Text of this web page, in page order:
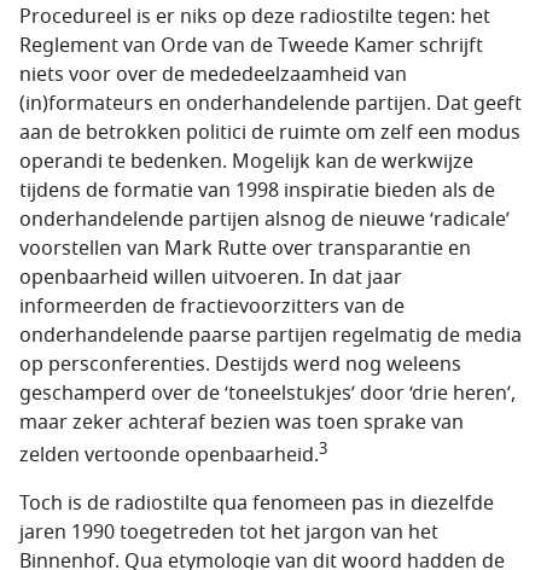
Procedureel is er niks op deze radiostilte tegen: het
Reglement van Orde van de Tweede Kamer schrijft
niets voor over de mededeelzaamheid van
(in)formateurs en onderhandelende partijen. Dat geeft
aan de betrokken politici de ruimte om zelf een modus
operandi te bedenken. Mogelijk kan de werkwijze
tijdens de formatie van 1998 inspiratie bieden als de
onderhandelende partijen alsnog de nieuwe ‘radicale’
voorstellen van Mark Rutte over transparantie en
openbaarheid willen uitvoeren. In dat jaar
informeerden de fractievoorzitters van de
onderhandelende paarse partijen regelmatig de media
op persconferenties. Destijds werd nog weleens
geschamperd over de ‘toneelstukjes’ door ‘drie heren’,
maar zeker achteraf bezien was toen sprake van
zelden vertoonde openbaarheid.3
Toch is de radiostilte qua fenomeen pas in diezelfde
jaren 1990 toegetreden tot het jargon van het
Binnenhof. Qua etymologie van dit woord hadden de